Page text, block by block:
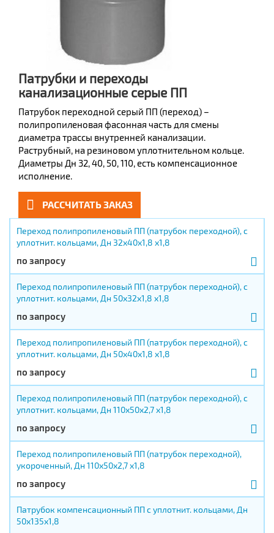
Патрубки и переходы
канализационные серые ПП
Патрубок переходной серый ПП (переход) –
полипропиленовая фасонная часть для смены
диаметра трассы внутренней канализации.
Раструбный, на резиновом уплотнительном кольце.
Диаметры Дн 32, 40, 50, 110, есть компенсационное
исполнение.
РАССЧИТАТЬ ЗАКАЗ
Переход полипропиленовый ПП (патрубок переходной), с
уплотнит. кольцами, Дн 32х40х1,8 х1,8
по запросу
Переход полипропиленовый ПП (патрубок переходной), с
уплотнит. кольцами, Дн 50х32х1,8 х1,8
по запросу
Переход полипропиленовый ПП (патрубок переходной), с
уплотнит. кольцами, Дн 50х40х1,8 х1,8
по запросу
Переход полипропиленовый ПП (патрубок переходной), с
уплотнит. кольцами, Дн 110х50х2,7 х1,8
по запросу
Переход полипропиленовый ПП (патрубок переходной),
укороченный, Дн 110х50х2,7 х1,8
по запросу
Патрубок компенсационный ПП с уплотнит. кольцами, Дн
50х135х1,8